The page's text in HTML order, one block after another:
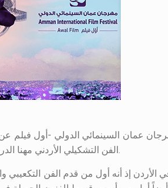
(فبراير) ٢٠٢٠ -كشف مهرجان عمان السينمائي
الفن التشكيلي الأردني مهنا الدرة، كما كشف عن ملصق المهرجان لهذه الدورة الافتتاحية التي ستُعقد من ١٣-١٨ نيسان (أبريل) القادم.
الأردن إذ أنه أول من قدم الفن